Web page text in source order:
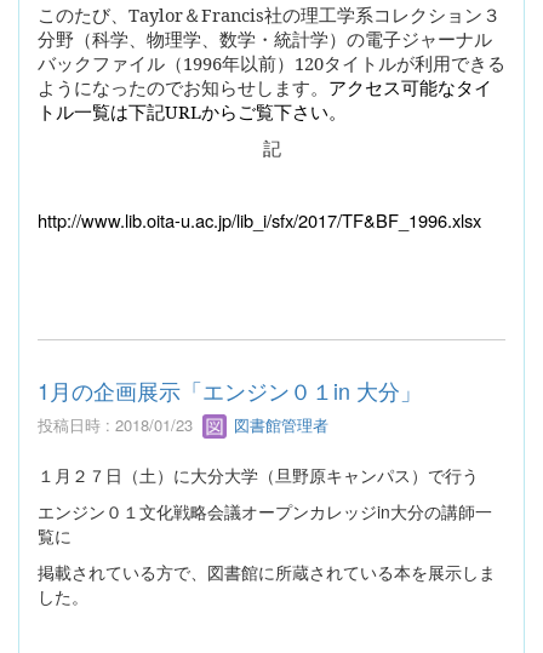
このたび、 Taylor＆Francis社の理工学系コレクション３
分野（科学、物理学、数学・統計学）の電子ジャーナル
バックファイル（1996年以前） 120タイトルが利用できる
ようになったのでお知らせします。 アクセス可能なタイ
トル一覧は下記URLからご覧下さい。
記
http://www.lib.oita-u.ac.jp/lib_i/sfx/2017/TF&BF_1996.xlsx
1月の企画展示「エンジン０１in 大分」
投稿日時 : 2018/01/23 図書館管理者
１月２７日（土）に大分大学（旦野原キャンパス）で行う
エンジン０１文化戦略会議オープンカレッジin大分の講師一
覧に
掲載されている方で、図書館に所蔵されている本を展示しま
した。